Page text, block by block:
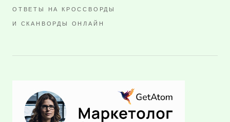
ОТВЕТЫ НА КРОССВОРДЫ
И СКАНВОРДЫ ОНЛАЙН